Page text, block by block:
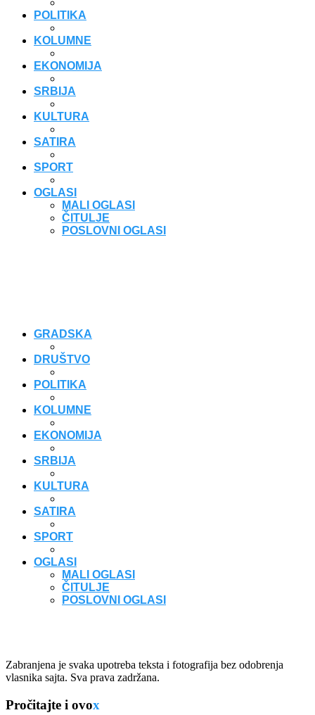
POLITIKA
KOLUMNE
EKONOMIJA
SRBIJA
KULTURA
SATIRA
SPORT
OGLASI
MALI OGLASI
ČITULJE
POSLOVNI OGLASI
GRADSKA
DRUŠTVO
POLITIKA
KOLUMNE
EKONOMIJA
SRBIJA
KULTURA
SATIRA
SPORT
OGLASI
MALI OGLASI
ČITULJE
POSLOVNI OGLASI
Zabranjena je svaka upotreba teksta i fotografija bez odobrenja
vlasnika sajta. Sva prava zadržana.
Pročitajte i ovox